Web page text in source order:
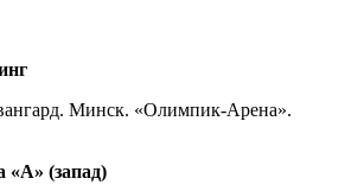
Минск. «Олимпик-Арена».
«А» (запад)